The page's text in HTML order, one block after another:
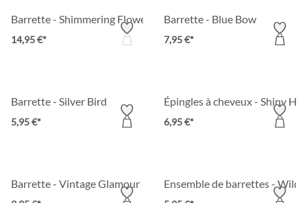
Barrette - Shimmering Flowers
14,95 €*
Barrette - Blue Bow
7,95 €*
Barrette - Silver Bird
5,95 €*
Épingles à cheveux - Shiny
6,95 €*
Barrette - Vintage Glamour Ensemble de barrettes - Wild